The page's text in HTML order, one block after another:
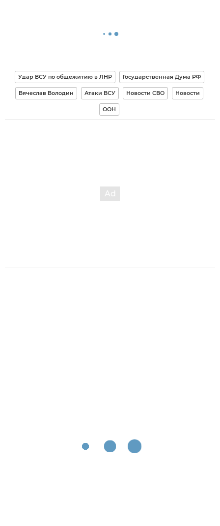
Удар ВСУ по общежитию в ЛНР Государственная Дума РФ
Вячеслав Володин Атаки ВСУ Новости СВО Новости
ООН